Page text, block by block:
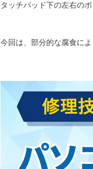
タッチパッド下の左右の
今回は、部分的な腐食に